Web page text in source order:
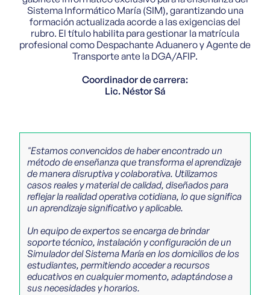
Administración
de Recursos
Humanos
Técnico
Superior en
para
Capacitación
Superior en
Administración
de Recursos
Humanos
Técnico
de Enseñanza a
Distancia
Programa de
Fiscal para
Capacitación
en el Trabajo
para Capacitación
Averiguá
por tu
carrera
Sistema Informático María (SIM), garantizando una
formación actualizada acorde a las exigencias del
rubro. El título habilita para gestionar la matrícula
profesional como Despachante Aduanero y Agente de
Transporte ante la DGA/AFIP.
Coordinador de carrera:
Lic. Néstor Sá
"Estamos convencidos de haber encontrado un
método de enseñanza que transforma el aprendizaje
de manera disruptiva y colaborativa. Utilizamos
casos reales y material de calidad, diseñados para
reflejar la realidad operativa cotidiana, lo que significa
un aprendizaje significativo y aplicable.
Un equipo de expertos se encarga de brindar
soporte técnico, instalación y configuración de un
Simulador del Sistema María en los domicilios de los
estudiantes, permitiendo acceder a recursos
educativos en cualquier momento, adaptándose a
sus necesidades y horarios.